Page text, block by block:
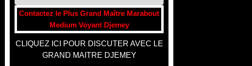
Contactez le Plus Grand Maître Marabout
Medium Voyant Djemey
CLIQUEZ ICI POUR DISCUTER AVEC LE
GRAND MAITRE DJEMEY